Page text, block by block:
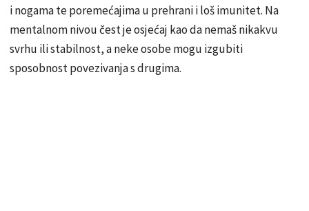
i nogama te poremećajima u prehrani i loš imunitet. Na
mentalnom nivou čest je osjećaj kao da nemaš nikakvu
svrhu ili stabilnost, a neke osobe mogu izgubiti
sposobnost povezivanja s drugima.